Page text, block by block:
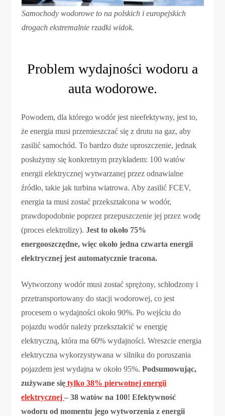
Samochody wodorowe to na polskich i europejskich
drogach ekstremalnie rzadki widok.
Problem wydajności wodoru a
auta wodorowe.
Powodem, dla którego wodór jest nieefektywny, jest to,
że energia musi przemieszczać się z drutu na gaz, aby
zasilić samochód. To bardzo duże uproszczenie, jednak
posłużymy się konkretnym przykładem: 100 watów
energii elektrycznej wytwarzanej przez odnawialne
źródło, takie jak turbina wiatrowa. Aby zasilić FCEV,
energia ta musi zostać przekształcona w wodór,
prawdopodobnie poprzez przepuszczenie jej przez wodę
(proces elektrolizy).Jest to około 75%
energooszczędne, więc około jedna czwarta energii
elektrycznej jest automatycznie tracona.
Wytworzony wodór musi zostać sprężony, schłodzony i
przetransportowany do stacji wodorowej, co jest
procesem o wydajności około 90%. Po wejściu do
pojazdu wodór należy przekształcić w energię
elektryczną, która ma 60% wydajności. Wreszcie energia
elektryczna wykorzystywana w silniku do poruszania
pojazdem jest wydajna w około 95%.Podsumowując,
zużywane się tylko 38% pierwotnej energii
elektrycznej– 38 watów na 100! Efektywność
wodoru od momentu jego wytworzenia z energii